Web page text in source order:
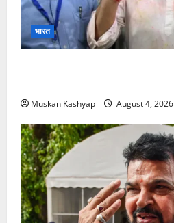
भारत
Muskan Kashyap August 4, 2026